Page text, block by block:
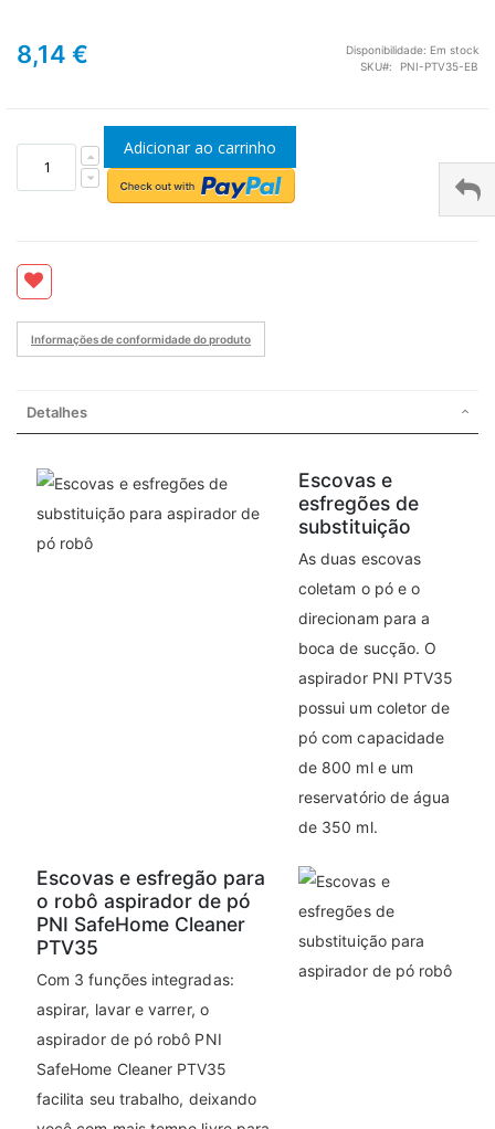
8,14 € Disponibilidade: Em stock
SKU
PNI-PTV35-EB
Adicionar ao carrinho
Informações de conformidade do produto
Detalhes
Escovas e
esfregões de
substituição
As duas escovas
coletam o pó e o
direcionam para a
boca de sucção. O
aspirador PNI PTV35
possui um coletor de
pó com capacidade
de 800 ml e um
reservatório de água
de 350 ml.
Escovas e esfregão para
o robô aspirador de pó
PNI SafeHome Cleaner
PTV35
Com 3 funções integradas:
aspirar, lavar e varrer, o
aspirador de pó robô PNI
SafeHome Cleaner PTV35
facilita seu trabalho, deixando